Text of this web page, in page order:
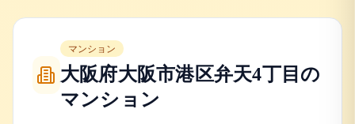
マンション
大阪府大阪市港区弁天4丁目 の
マンション